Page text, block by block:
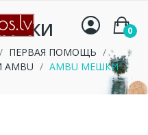
0
ПЕРВАЯ ПОМОЩЬ
AMBU МЕШКИ